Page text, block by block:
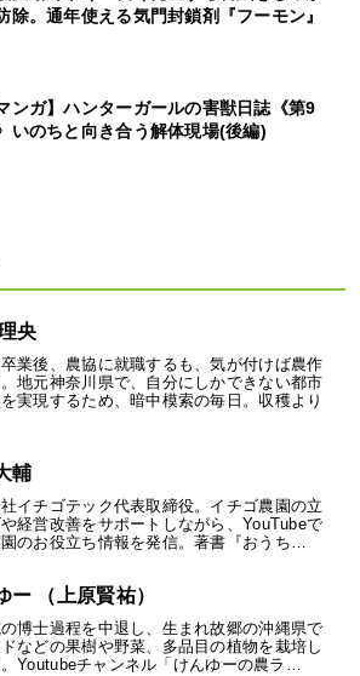
除。通年使える気門封鎖剤『フーモン』
マンガ】ハンターガールの害獣日誌《第9
いのちと向き合う解体現場(後編)
央
業後、農協に就職するも、気が付けば農作
地元神奈川県で、自分にしかできない都市
実現するため、暗中模索の毎日。収穫より
輔
イチゴテック代表取締役。イチゴ農園の立
経営改善をサポートしながら、YouTubeで
のお役立ち情報を発信。著書『おうち…
ー （上原賢祐）
博士過程を中退し、生まれ故郷の沖縄県で
などの果樹や野菜、多品目の植物を栽培し
Youtubeチャンネル「けんゆーの農ラ…